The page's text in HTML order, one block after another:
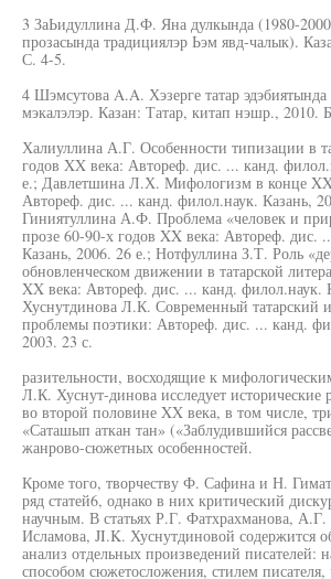
3 ЗаЬидуллина Д.Ф. Яна дулкында (1980-2000
прозасында традициялэр Ьэм явд-чалык).
С. 4-5.
4 Шэмсутова A.A. Хэзерге татар
мэкалэлэр. Казан: Татар, китап нэшр., 2010.
Халиуллина А.Г. Особенности типизации в
годов XX века: Автореф. дис. ... канд.
е.; Давлетшина Л.Х. Мифологизм в конце
Автореф. дис. ... канд. филол.наук. Казань,
Гиниятуллина А.Ф. Проблема «человек и
прозе 60-90-х годов XX века: Автореф. дис.
Казань, 2006. 26 е.; Нотфуллина З.Т. Роль
обновленческом движении в татарской
XX века: Автореф. дис. ... канд. филол.наук.
Хуснутдинова Л.К. Современный татарский
проблемы поэтики: Автореф. дис. ... канд.
2003. 23 с.
разительности, восходящие к
Л.К. Хуснут-динова исследует
во второй половине XX века, в том числе,
«Саташып аткан тан» («Заблудившийся
жанрово-сюжетных особенностей.
Кроме того, творчеству Ф. Сафина и Н.
ряд статей6, однако в них критический
научным. В статьях Р.Г. Фатхрахманова,
Исламова, JI.K. Хуснутдиновой содержится
анализ отдельных произведений писателей:
способом сюжетосложения, стилем писателя,